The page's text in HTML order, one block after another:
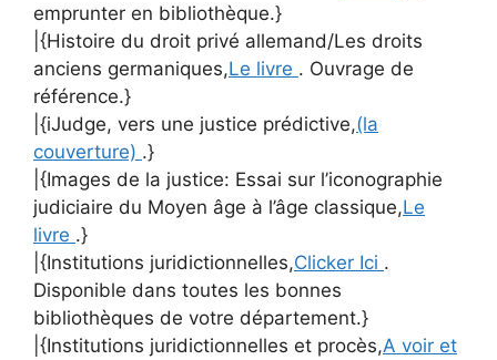
emprunter en bibliothèque.}
|{Histoire du droit privé allemand/Les droits
anciens germaniques,Le livre . Ouvrage de
référence.}
|{iJudge, vers une justice prédictive,(la
couverture) .}
|{Images de la justice: Essai sur l’iconographie
judiciaire du Moyen âge à l’âge classique,Le
livre .}
|{Institutions juridictionnelles,Clicker Ici .
Disponible dans toutes les bonnes
bibliothèques de votre département.}
|{Institutions juridictionnelles et procès,A voir et